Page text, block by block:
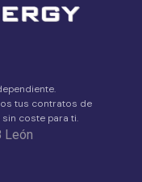
tus contratos de
coste para ti.
León